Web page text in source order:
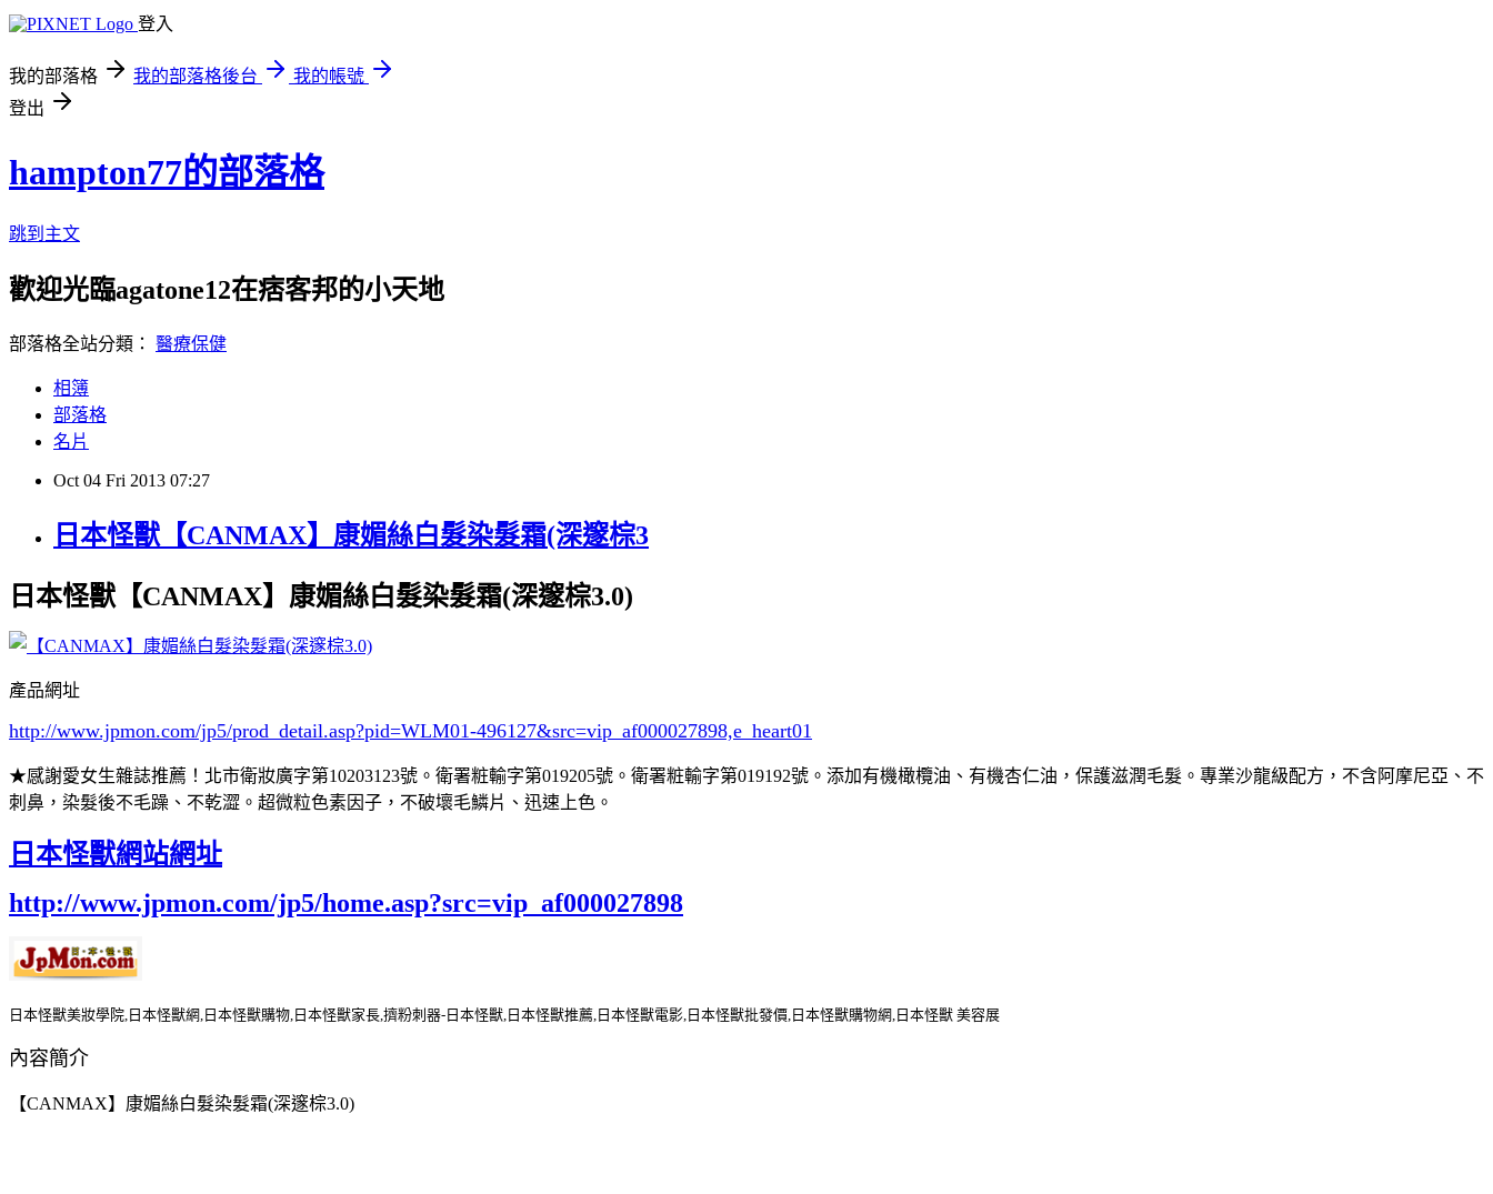
登入
我的部落格 我的部落格後台
我的帳號
登出
hampton77的部落格
跳到主文
歡迎光臨agatone12在痞客邦的小天地
部落格全站分類： 醫療保健
相簿
部落格
名片
Oct 04 Fri 2013 07:27
日本怪獸【CANMAX】康媚絲白髮染髮霜(深邃棕3
日本怪獸【CANMAX】康媚絲白髮染髮霜(深邃棕3.0)
產品網址
http://www.jpmon.com/jp5/prod_detail.asp?pid=WLM01-496127&src=vip_af000027898,e_heart01
★感謝愛女生雜誌推薦！北市衛妝廣字第10203123號。衛署粧輸字第019205號。衛署粧輸字第019192號。添加有機橄欖油、有機杏仁油，保護滋潤毛髮。專業沙龍級配方，不含阿摩尼亞、不
刺鼻，染髮後不毛躁、不乾澀。超微粒色素因子，不破壞毛鱗片、迅速上色。
日本怪獸網站網址
http://www.jpmon.com/jp5/home.asp?src=vip_af000027898
日本怪獸美妝學院,日本怪獸網,日本怪獸購物,日本怪獸家長,擠粉刺器-日本怪獸,日本怪獸推薦,日本怪獸電影,日本怪獸批發價,日本怪獸購物網,日本怪獸 美容展
內容簡介
【CANMAX】康媚絲白髮染髮霜(深邃棕3.0)